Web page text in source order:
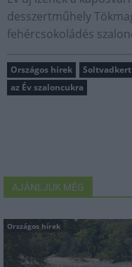
desszertműhely
fehércsokoládés
Országos hírek Soltvadkert
az Év szaloncukra
AJÁNLJUK MÉG
Országos hírek